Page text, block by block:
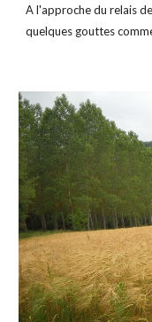
A l'approche du relais
quelques gouttes